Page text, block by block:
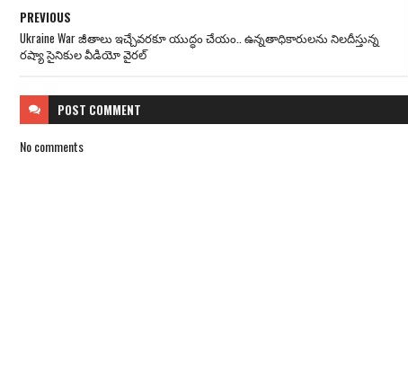
PREVIOUS
Ukraine War జీతాలు ఇచ్చేవరకూ యుద్ధం చేయం.. ఉన్నతాధికారులను నిలదీస్తున్న
రష్యా సైనికుల వీడియో వైరల్
POST COMMENT
No comments